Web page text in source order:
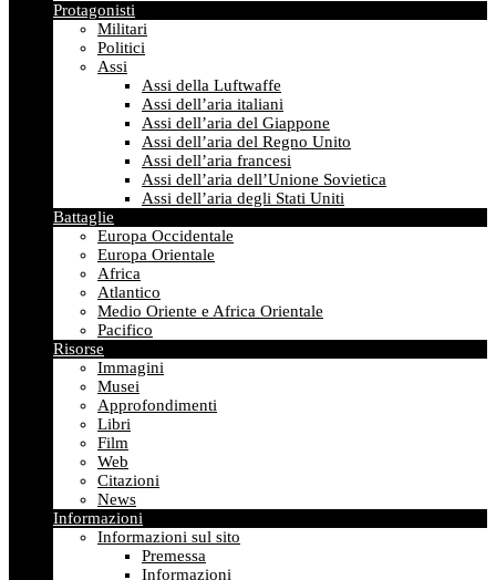
Protagonisti
Militari
Politici
Assi
Assi della Luftwaffe
Assi dell’aria italiani
Assi dell’aria del Giappone
Assi dell’aria del Regno Unito
Assi dell’aria francesi
Assi dell’aria dell’Unione Sovietica
Assi dell’aria degli Stati Uniti
Battaglie
Europa Occidentale
Europa Orientale
Africa
Atlantico
Medio Oriente e Africa Orientale
Pacifico
Risorse
Immagini
Musei
Approfondimenti
Libri
Film
Web
Citazioni
News
Informazioni
Informazioni sul sito
Premessa
Informazioni